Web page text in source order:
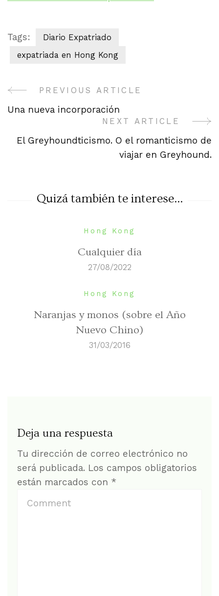
Tags:
Diario Expatriado
expatriada en Hong Kong
Post
Navigation
PREVIOUS ARTICLE
Una nueva incorporación
NEXT ARTICLE
El Greyhoundticismo. O el romanticismo de
viajar en Greyhound.
Quizá también te interese...
Hong Kong
Cualquier día
27/08/2022
Hong Kong
Naranjas y monos (sobre el Año
Nuevo Chino)
31/03/2016
Deja una respuesta
Tu dirección de correo electrónico no
será publicada. Los campos obligatorios
están marcados con *